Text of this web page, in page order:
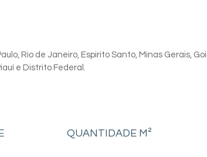
Rio de Janeiro, Espirito Santo, Minas Gerais,
e Distrito Federal.
QUANTIDADE M²